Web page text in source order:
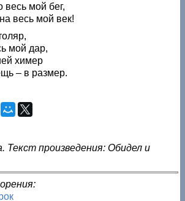
весь мой бег,
весь мой век!
мой дар,
химер
– в размер.
Текст произведения: Обидел и